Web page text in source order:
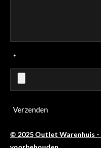
*
Verzenden
© 2025 Outlet Warenhuis